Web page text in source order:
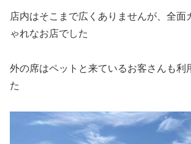
店内はそこまで広くありませんが、全面
ゃれなお店でした
外の席はペットと来ているお客さんも利
た